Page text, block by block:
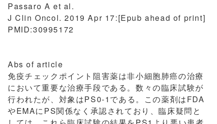
Passaro A et al.
J Clin Oncol. 2019 Apr 17:[Epub ahead of print]
PMID:30995172
Abs of article
免疫チェックポイント阻害薬は非小細胞肺癌の治療
において重要な治療手段である。数々の臨床試験が
行われたが、対象はPS0-1である。この薬剤はFDA
やEMAにPS関係なく承認されており、臨床疑問と